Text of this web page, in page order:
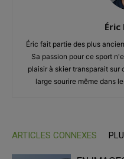
Éric
Éric fait partie des plus
Sa passion pour ce sport
plaisir à skier transparait sur
large sourire même dans
ARTICLES CONNEXES